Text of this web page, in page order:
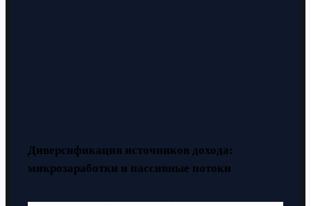
Диверсификация источников дохода:
микрозаработки и пассивные потоки